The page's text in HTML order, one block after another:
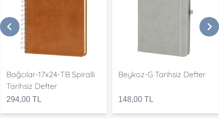
Bağcılar-17x24-TB Spiralli
Tarihsiz Defter
294,00 TL
Beykoz-G Tarihsiz Defter
148,00 TL